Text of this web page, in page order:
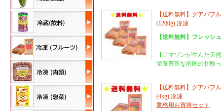
【送料無料】グアバフ
(1200g) 冷凍
【送料無料】フレッシ
【アマゾンが生んだ天
栄養豊富な南国の甘酸
【送料無料】グアバフ
(4kg) 冷凍
業務用お買得セット